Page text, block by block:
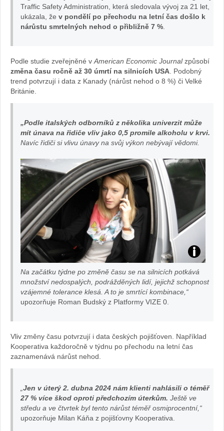
Traffic Safety Administration, která sledovala vývoj za 21 let,
ukázala, že v pondělí po přechodu na letní čas došlo k
nárůstu smrtelných nehod o přibližně 7 %
Podle studie zveřejněné v American Economic Journalzpůsobí
změna času ročně až 30 úmrtí na silnicích USA . Podobný
trend potvrzují i data z Kanady (nárůst nehod o 8 %) či Velké
Británie.
„Podle italských odborníků z několika univerzit může
mít únava na řidiče vliv jako 0,5 promile alkoholu v krvi.
Navíc řidiči si vlivu únavy na svůj výkon nebývají vědomi.
Zd
ut
e.
Na začátku týdne po změně času se na silnicích potkává
množství nedospalých, podrážděných lidí, jejichž schopnost
vzájemné tolerance klesá. A to je smrtící kombinace,“
upozorňuje Roman Budský z Platformy VIZE 0.
Vliv změny času potvrzují i data českých pojišťoven. Například
Kooperativa každoročně v týdnu po přechodu na letní čas
zaznamenává nárůst nehod.
Jen v úterý 2. dubna 2024 nám klienti nahlásili o téměř
27 % více škod oproti předchozím úterkům. Ještě ve
středu a ve čtvrtek byl tento nárůst téměř osmiprocentní,“
upozorňuje Milan Káňa z pojišťovny Kooperativa.